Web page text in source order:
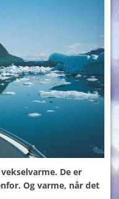
De er
Og varme, når det